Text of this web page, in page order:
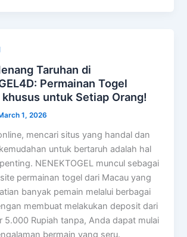
Taruhan di
Permainan Togel
untuk Setiap Orang!
1, 2026
mencari situs yang handal dan
untuk bertaruh adalah hal
NENEKTOGEL muncul sebagai
permainan togel dari Macau yang
banyak pemain melalui berbagai
membuat melakukan deposit dari
5.000 Rupiah tanpa, Anda dapat mulai
bermain yang seru.